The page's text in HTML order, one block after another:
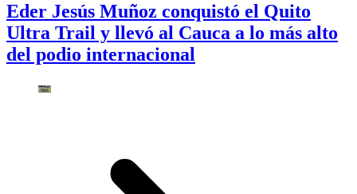
Eder Jesús Muñoz conquistó el Quito
Ultra Trail y llevó al Cauca a lo más alto
del podio internacional